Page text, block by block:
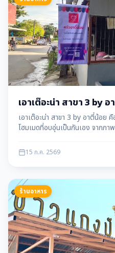
เอาเต๊อะน่า สาขา 3 by
เอาเต๊อะน่า สาขา 3 by อาตี๋น้อย
โฮมเมดที่อบอุ่นเป็นกันเอง จากภา
15 ก.ค. 2569
ร้านอาหาร